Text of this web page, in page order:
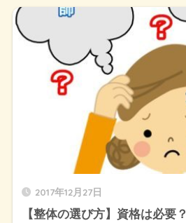
2017年12月27日
【整体の選び方】資格は必要？